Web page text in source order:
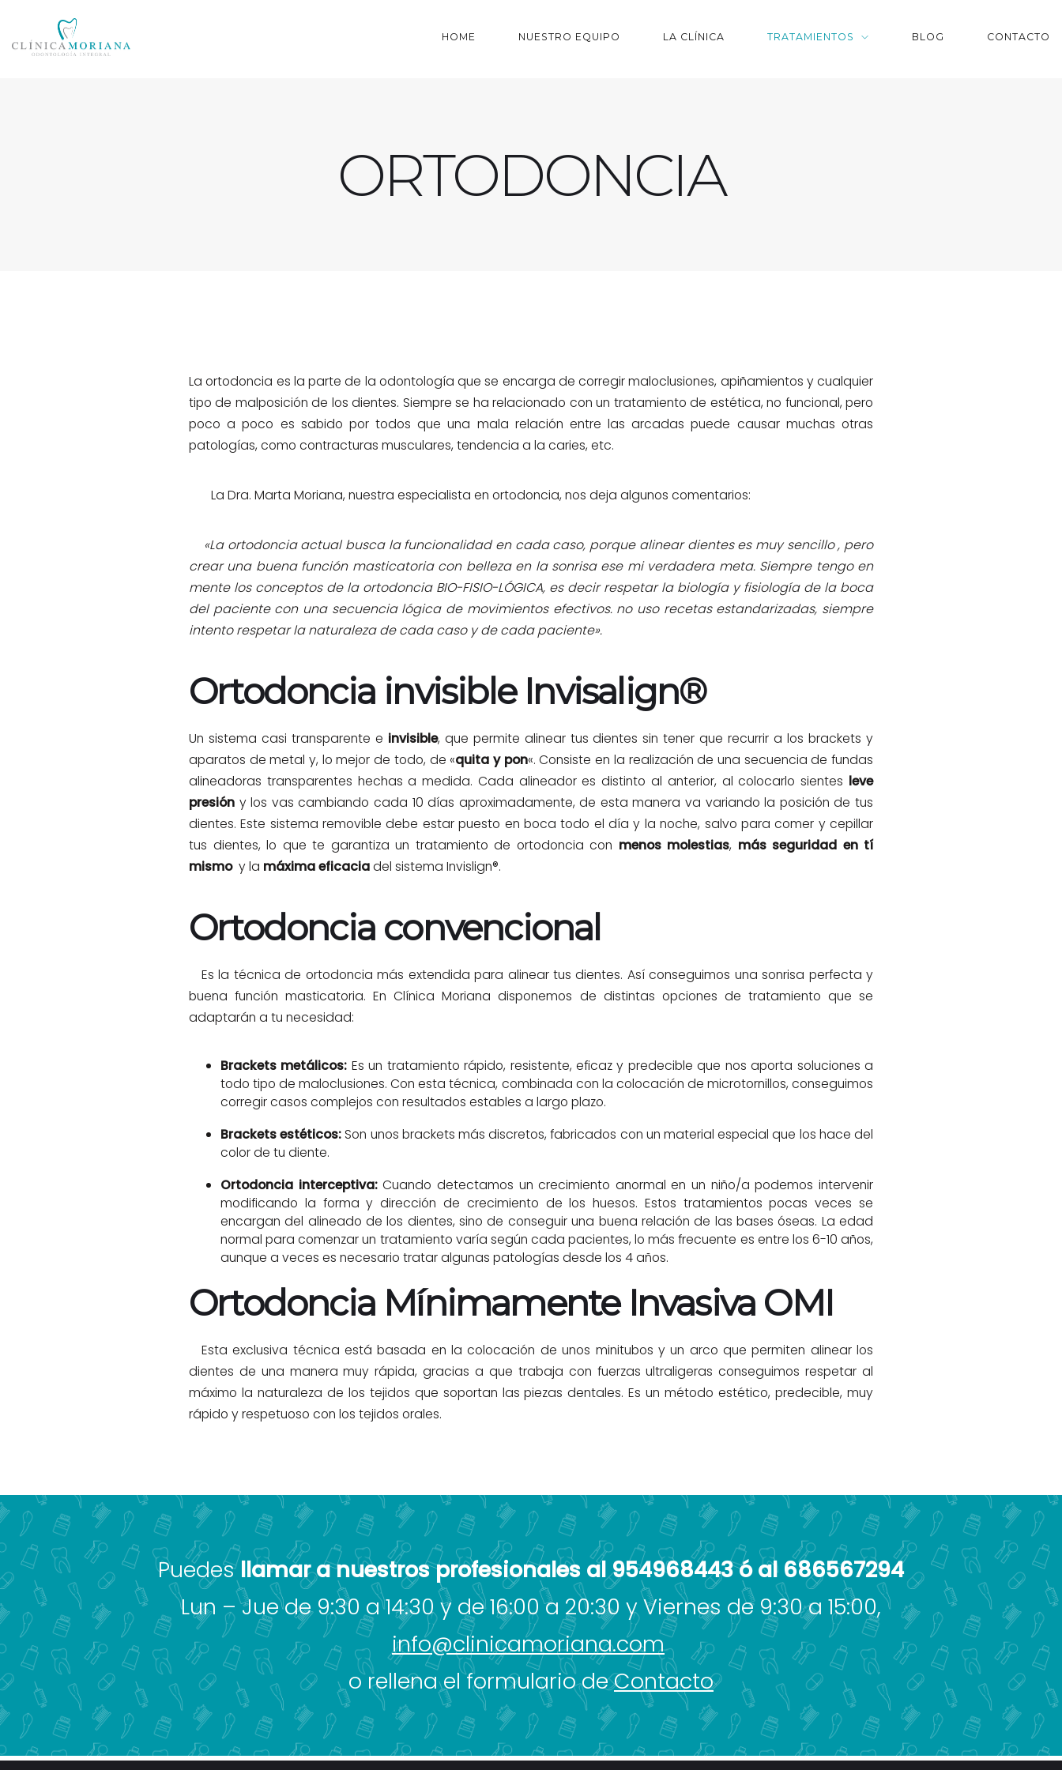
HOME NUESTRO EQUIPO LA CLÍNICA TRATAMIENTOS BLOG CONTACTO
ORTODONCIA
La ortodoncia es la parte de la odontología que se encarga de corregir maloclusiones, apiñamientos y cualquier
tipo de malposición de los dientes. Siempre se ha relacionado con un tratamiento de estética, no funcional, pero
poco a poco es sabido por todos que una mala relación entre las arcadas puede causar muchas otras
patologías, como contracturas musculares, tendencia a la caries, etc.
La Dra. Marta Moriana, nuestra especialista en ortodoncia, nos deja algunos comentarios:
«La ortodoncia actual busca la funcionalidad en cada caso, porque alinear dientes es muy sencillo , pero
crear una buena función masticatoria con belleza en la sonrisa ese mi verdadera meta. Siempre tengo en
mente los conceptos de la ortodoncia BIO-FISIO-LÓGICA, es decir respetar la biología y fisiología de la boca
del paciente con una secuencia lógica de movimientos efectivos. no uso recetas estandarizadas, siempre
intento respetar la naturaleza de cada caso y de cada paciente».
Ortodoncia invisible Invisalign®
Un sistema casi transparente e invisible, que permite alinear tus dientes sin tener que recurrir a los brackets y
aparatos de metal y, lo mejor de todo, de «quita y pon«. Consiste en la realización de una secuencia de fundas
alineadoras transparentes hechas a medida. Cada alineador es distinto al anterior, al colocarlo sientes leve
presión y los vas cambiando cada 10 días aproximadamente, de esta manera va variando la posición de tus
dientes. Este sistema removible debe estar puesto en boca todo el día y la noche, salvo para comer y cepillar
tus dientes, lo que te garantiza un tratamiento de ortodoncia con menos molestias, más seguridad en tí
mismoy la máxima eficaciadel sistema Invislign®.
Ortodoncia convencional
Es la técnica de ortodoncia más extendida para alinear tus dientes. Así conseguimos una sonrisa perfecta y
buena función masticatoria. En Clínica Moriana disponemos de distintas opciones de tratamiento que se
adaptarán a tu necesidad:
Brackets metálicos: Es un tratamiento rápido, resistente, eficaz y predecible que nos aporta soluciones a
todo tipo de maloclusiones. Con esta técnica, combinada con la colocación de microtornillos, conseguimos
corregir casos complejos con resultados estables a largo plazo.
Brackets estéticos:Son unos brackets más discretos, fabricados con un material especial que los hace del
color de tu diente.
Ortodoncia interceptiva:Cuando detectamos un crecimiento anormal en un niño/a podemos intervenir
modificando la forma y dirección de crecimiento de los huesos. Estos tratamientos pocas veces se
encargan del alineado de los dientes, sino de conseguir una buena relación de las bases óseas. La edad
normal para comenzar un tratamiento varía según cada pacientes, lo más frecuente es entre los 6-10 años,
aunque a veces es necesario tratar algunas patologías desde los 4 años.
Ortodoncia Mínimamente Invasiva OMI
Esta exclusiva técnica está basada en la colocación de unos minitubos y un arco que permiten alinear los
dientes de una manera muy rápida, gracias a que trabaja con fuerzas ultraligeras conseguimos respetar al
máximo la naturaleza de los tejidos que soportan las piezas dentales. Es un método estético, predecible, muy
rápido y respetuoso con los tejidos orales.
Puedesllamar a nuestros profesionales al 954968443 ó al 686567294
Lun – Jue de 9:30 a 14:30 y de 16:00 a 20:30 y Viernes de 9:30 a 15:00,
info@clinicamoriana.com
o rellena el formulario deContacto